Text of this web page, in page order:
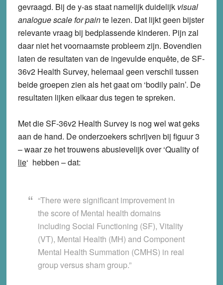
gevraagd. Bij de y-as staat namelijk duidelijk visual
analogue scale for painte lezen. Dat lijkt geen bijster
relevante vraag bij bedplassende kinderen. Pijn zal
daar niet het voornaamste probleem zijn. Bovendien
laten de resultaten van de ingevulde enquête, de SF-
36v2 Health Survey, helemaal geen verschil tussen
beide groepen zien als het gaat om ‘bodily pain’. De
resultaten lijken elkaar dus tegen te spreken.
Met die SF-36v2 Health Survey is nog wel wat geks
aan de hand. De onderzoekers schrijven bij figuur 3
– waar ze het trouwens abusievelijk over ‘Quality of
lie‘ hebben – dat:
“There were significant improvement in
the score of Mental health domains
including Social Functioning (SF), Vitality
(VT), Mental Health (MH) and Component
Mental Health Summation (CMHS) in real
group versus sham group.”